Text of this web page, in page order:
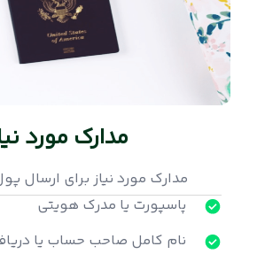
مدارک مورد
مدارک مورد نیاز برای ارسال
پاسپورت یا مدرک هویتی
نام کامل صاحب حساب یا